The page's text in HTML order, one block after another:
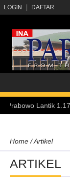
LOGIN DAFTAR
1.177 Perwira
Home /Artikel
ARTIKEL